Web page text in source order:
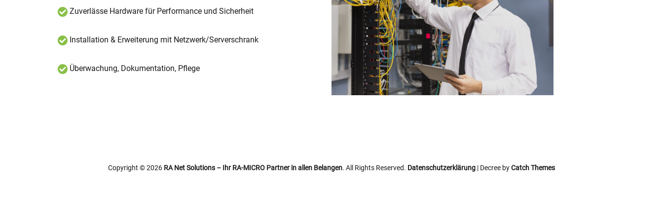
Zuverlässe Hardware für Performance und Sicherheit
Installation & Erweiterung mit Netzwerk/Serverschrank
Überwachung, Dokumentation, Pflege
Copyright © 2026 RA Net Solutions – Ihr RA-MICRO Partner in allen Belangen. All Rights Reserved. Datenschutzerklärung | Decree byCatch Themes